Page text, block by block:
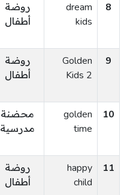
8
dream
kids
روضة
أطفال
9
Golden
Kids 2
روضة
أطفال
10
golden
time
محضنة
مدرسية
11
happy
child
روضة
أطفال